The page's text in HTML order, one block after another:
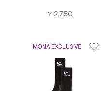
￥2,750